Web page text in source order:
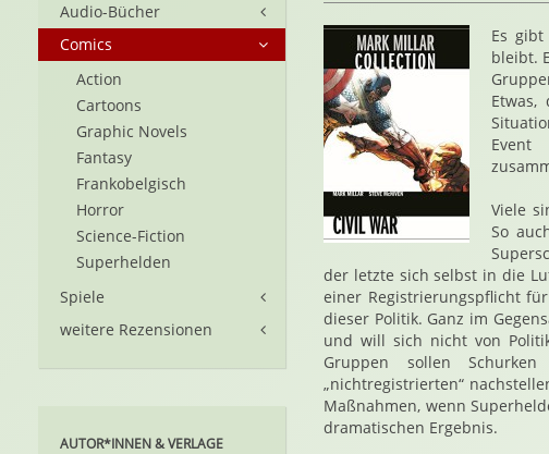
Es
bleibt.
Event
Viele
So
der letzte sich selbst in die
einer Registrierungspflicht
dieser Politik. Ganz im
und will sich nicht von
Gruppen sollen
„nichtregistrierten“
Maßnahmen, wenn
dramatischen Ergebnis.
Audio-Bücher
Comics
Action
Cartoons
Graphic Novels
Fantasy
Frankobelgisch
Horror
Science-Fiction
Superhelden
Spiele
weitere Rezensionen
AUTOR*INNEN & VERLAGE